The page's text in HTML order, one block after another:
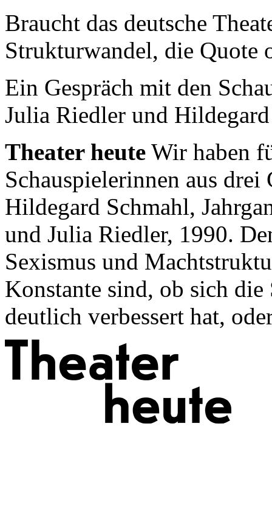
Braucht das deutsche
Strukturwandel, die Quote
Ein Gespräch mit den
Julia Riedler und
Theater heute Wir haben
Schauspielerinnen aus
Hildegard Schmahl,
und Julia Riedler, 1990.
Sexismus und
Konstante sind, ob sich
deutlich verbessert hat,